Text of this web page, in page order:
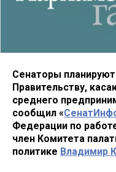
Сенаторы
Правительству,
среднего
сообщил «
Федерации по
член Комитета
политике Владимир